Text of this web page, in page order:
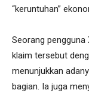
“keruntuhan”
Seorang pengguna
klaim tersebut
menunjukkan
bagian. Ia juga